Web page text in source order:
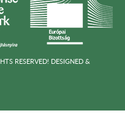
RESERVED! DESIGNED &